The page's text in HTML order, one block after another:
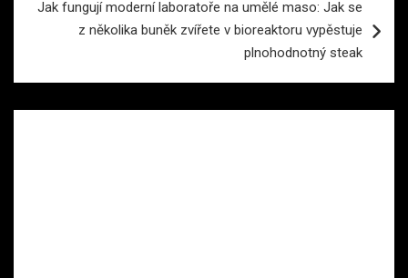
Jak fungují moderní laboratoře na umělé maso: Jak se
z několika buněk zvířete v bioreaktoru vypěstuje
plnohodnotný steak